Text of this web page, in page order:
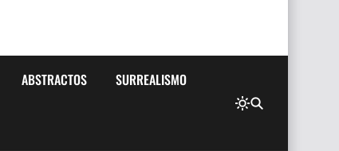
ABSTRACTOS SURREALISMO